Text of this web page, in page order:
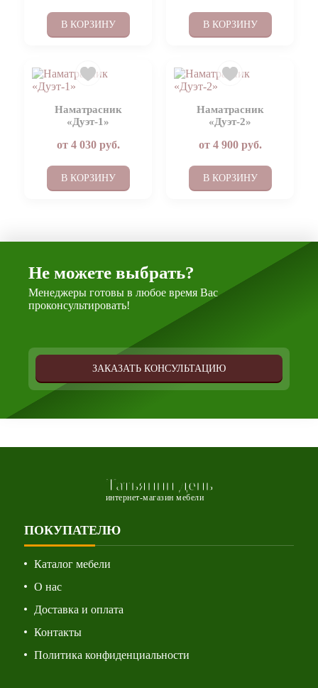
В КОРЗИНУ В КОРЗИНУ
Наматрасник
«Дуэт-1»
от 4 030руб.
В КОРЗИНУ
Наматрасник
«Дуэт-2»
от 4 900руб.
В КОРЗИНУ
Не можете выбрать?
Менеджеры готовы в любое время Вас
проконсультировать!
ЗАКАЗАТЬ КОНСУЛЬТАЦИЮ
Татьянин день
интернет-магазин мебели
ПОКУПАТЕЛЮ
Каталог мебели
О нас
Доставка и оплата
Контакты
Политика конфиденциальности